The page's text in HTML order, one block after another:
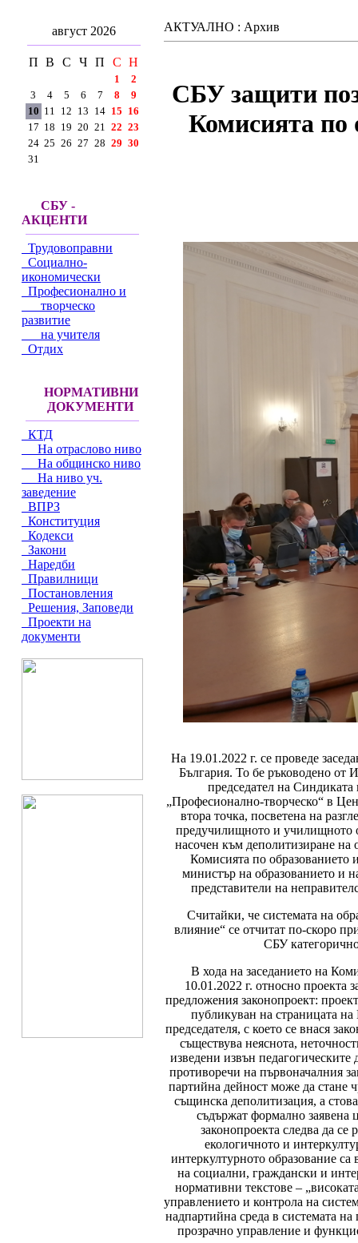
август 2026
П В С Ч П С Н
1
2
3
4 5 6 7 8
9
10 11 12 13 14 15 16
17 18 19 20 21 22 23
24 25 26 27 28 29 30
31
СБУ -
АКЦЕНТИ
Трудовоправни
Социално-
икономически
Професионално и
творческо
развитие
на учителя
Отдих
НОРМАТИВНИ
ДОКУМЕНТИ
КТД
На отраслово ниво
На общинско ниво
На ниво уч.
заведение
ВПРЗ
Конституция
Кодекси
Закони
Наредби
Правилници
Постановления
Решения, Заповеди
Проекти на
документи
АКТУАЛНО : Архив
СБУ защити
Комисията по
На 19.01.2022 г. се проведе
България. То бе ръководено от
председател на
„Професионално-творческо“ в
втора точка, посветена на
предучилищното и училищното
насочен към деполитизиране на
Комисията по образованието
министър на образованието и
представители на
Считайки, че системата на
влияние“ се отчитат по-скоро
СБУ
В хода на заседанието на
10.01.2022 г. относно
предложения законопроект:
публикуван на страницата
председателя, с което се внася
съществува неяснота,
изведени извън
противоречи на първоначалния
партийна дейност може да стане
същинска деполитизация, а
съдържат формално заявена
законопроекта следва да
екологичното и
интеркултурното образование
на социални, граждански и
нормативни текстове –
управлението и контрола на
надпартийна среда в системата
прозрачно управление и